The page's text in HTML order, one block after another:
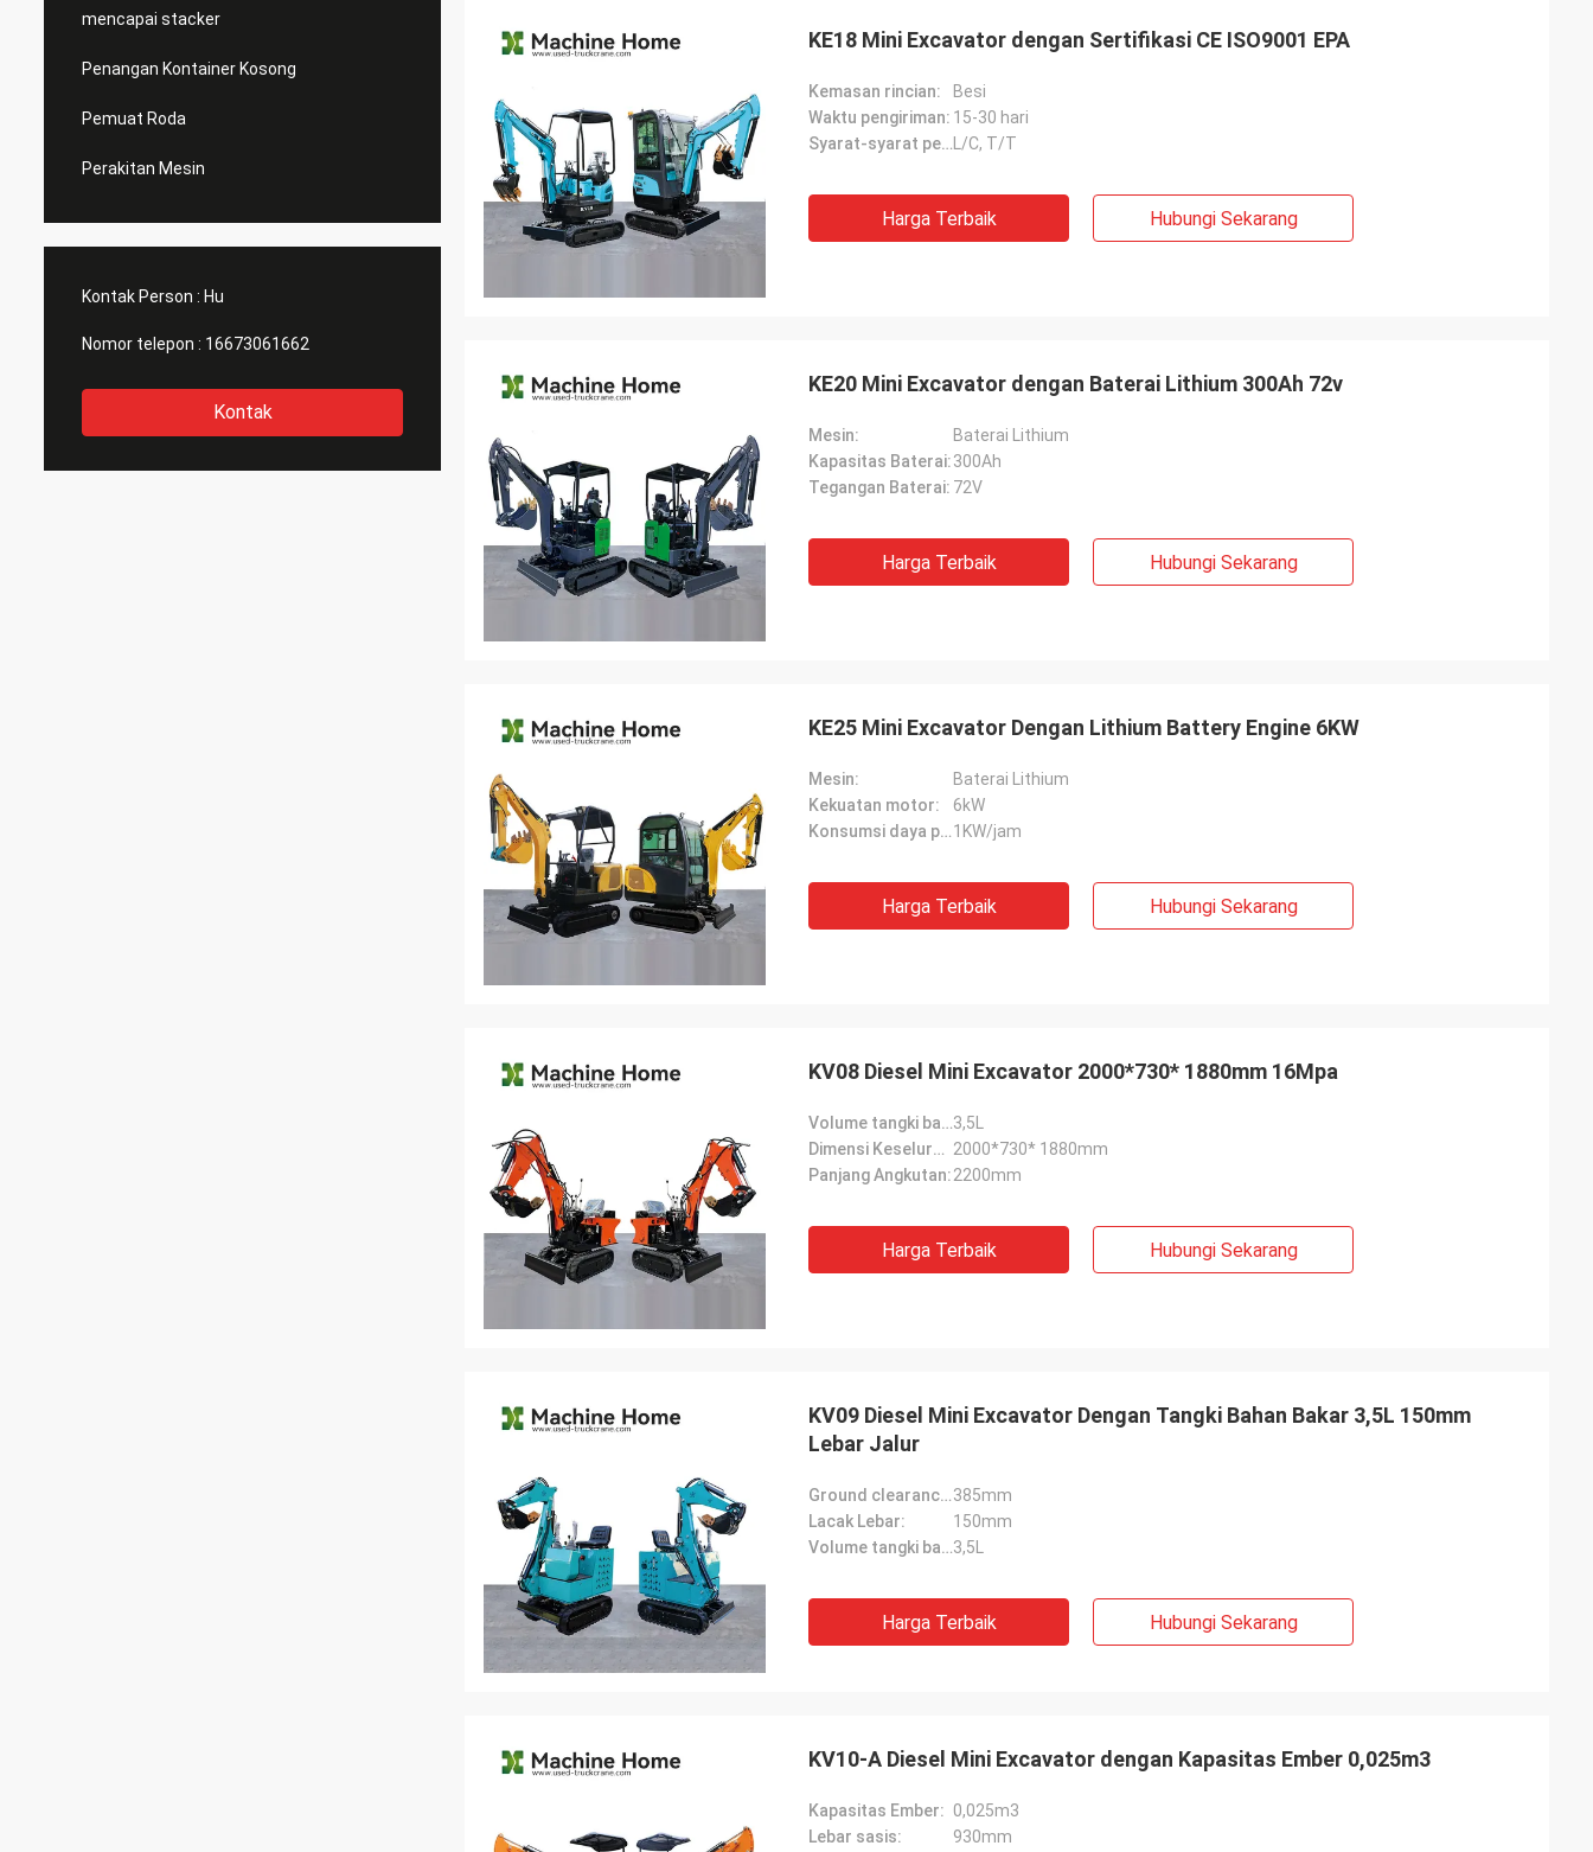
mencapai stacker
Penangan Kontainer Kosong
Pemuat Roda
Perakitan Mesin
Kontak Person : Hu
Nomor telepon : 16673061662
Kontak
KE18 Mini Excavator dengan Sertifikasi CE ISO9001 EPA
Kemasan rincian:
Besi
Waktu pengiriman: 15-30 hari
Syarat-syarat pembayaran: L/C, T/T
Harga Terbaik Hubungi Sekarang
KE20 Mini Excavator dengan Baterai Lithium 300Ah 72v
Mesin:
Baterai Lithium
Kapasitas Baterai:300Ah
Tegangan Baterai: 72V
Harga Terbaik Hubungi Sekarang
KE25 Mini Excavator Dengan Lithium Battery Engine 6KW
Mesin:
Baterai Lithium
Kekuatan motor:
6kW
Konsumsi daya per jam:1KW/jam
Harga Terbaik Hubungi Sekarang
KV08 Diesel Mini Excavator 2000*730* 1880mm 16Mpa
Volume tangki bahan bakar:3,5L
Dimensi Keseluruhan: 2000*730* 1880mm
Panjang Angkutan:2200mm
Harga Terbaik Hubungi Sekarang
KV09 Diesel Mini Excavator Dengan Tangki Bahan Bakar 3,5L 150mm
Lebar Jalur
Ground clearance sasis:385mm
Lacak Lebar:
150mm
Volume tangki bahan bakar:3,5L
Harga Terbaik Hubungi Sekarang
KV10-A Diesel Mini Excavator dengan Kapasitas Ember 0,025m3
Kapasitas Ember: 0,025m3
Lebar sasis:
930mm